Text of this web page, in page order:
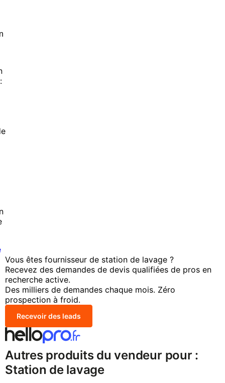
Vous êtes fournisseur de station de lavage ?
Recevez des demandes de devis qualifiées de pros en
recherche active.
Des milliers de demandes chaque mois. Zéro
prospection à froid.
Recevoir des leads
Autres produits du vendeur pour :
Station de lavage